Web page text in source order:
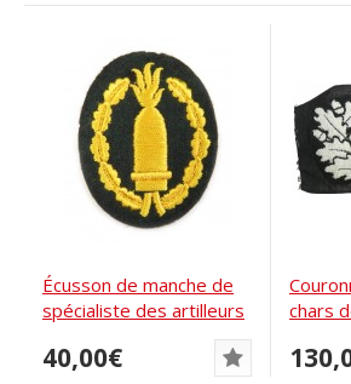
Écusson de manche de
spécialiste des artilleurs
40,00€
chars